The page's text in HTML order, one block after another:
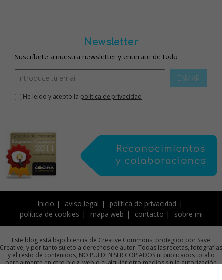
Newsletter
Suscríbete a nuestra newsletter y enterate de todo
ENVIAR
He leído y acepto la política de privacidad
Inicio aviso legal
política de privacidad
política de cookies
mapa web contacto sobre mi
Este blog está bajo licencia de Creative Commons, protegido por Save
Creative, y por tanto sujeto a derechos de autor. Todas las recetas, fotografías
y el resto de contenidos, NO PUEDEN SER COPIADOS ni publicados total o
parcialmente en otro blog, web o cualquier otro medios sin la autorización